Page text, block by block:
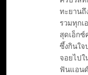
ทะยานถึ
รวมทุกเ
สุดเอ็กซ์
ซึ้งกินใจ
จอยไป
ฟันแอน